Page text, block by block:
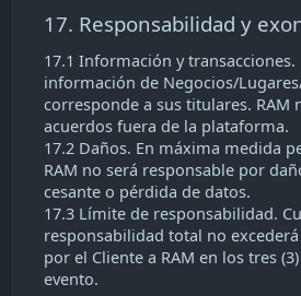
17. Responsabilidad y
17.1 Información y transacciones.
información de Negocios/
corresponde a sus titulares. RAM
acuerdos fuera de la plataforma.
17.2 Daños. En máxima medida
RAM no será responsable por
cesante o pérdida de datos.
17.3 Límite de responsabilidad.
responsabilidad total no
por el Cliente a RAM en los tres
evento.